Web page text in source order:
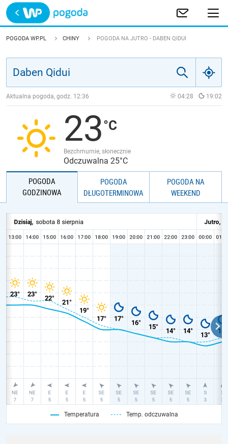
Trwa ładowanie
POLSKA
JAKOŚĆ POWIETRZA
POGODA WP.PL CHINY POGODA NA JUTRO - DABEN QIDUI
Aktualna pogoda, godz. 12:36 04:28 19:02
23
Bezchmurnie, słonecznie
Odczuwalna 25°C
POGODA
GODZINOWA
POGODA
DŁUGOTERMINOWA
POGODA NA
WEEKEND
Temperatura Temp. odczuwalna